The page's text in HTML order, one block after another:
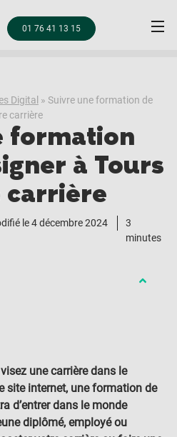
01 76 41 13 15
Digital » Suivre une formation de
carrière
formation
à Tours
le 4 décembre 2024
3
minutes
une carrière dans le
site internet, une formation de
d’entrer dans le monde
diplômé, employé ou